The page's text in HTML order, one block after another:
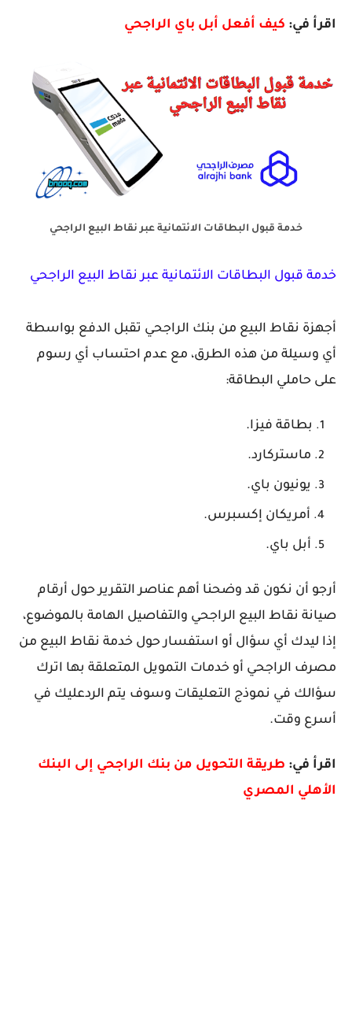
اقرأ في: كيف أفعل أبل باي الراجحي
خدمة قبول البطاقات الائتمانية عبر نقاط البيع الراجحي
خدمة قبول البطاقات الائتمانية عبر نقاط البيع الراجحي
أجهزة نقاط البيع من بنك الراجحي تقبل الدفع بواسطة
أي وسيلة من هذه الطرق، مع عدم احتساب أي رسوم
على حاملي البطاقة:
بطاقة فيزا.
ماستركارد.
يونيون باي.
أمريكان إكسبرس.
أبل باي.
أرجو أن نكون قد وضحنا أهم عناصر التقرير حول أرقام
صيانة نقاط البيع الراجحي والتفاصيل الهامة بالموضوع،
إذا ليدك أي سؤال أو استفسار حول خدمة نقاط البيع من
مصرف الراجحي أو خدمات التمويل المتعلقة بها اترك
سؤالك في نموذج التعليقات وسوف يتم الردعليك في
أسرع وقت.
اقرأ في: طريقة التحويل من بنك الراجحي إلى البنك
الأهلي المصري